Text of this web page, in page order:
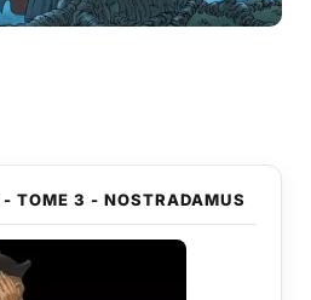
- TOME 3 - NOSTRADAMUS